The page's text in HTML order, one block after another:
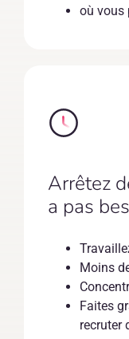
où vous
Arrêtez
a pas
Moins
Faites
recruter